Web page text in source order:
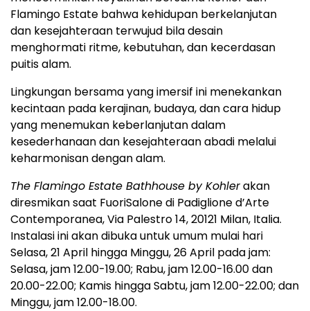
Flamingo Estate bahwa kehidupan berkelanjutan
dan kesejahteraan terwujud bila desain
menghormati ritme, kebutuhan, dan kecerdasan
puitis alam.
Lingkungan bersama yang imersif ini menekankan
kecintaan pada kerajinan, budaya, dan cara hidup
yang menemukan keberlanjutan dalam
kesederhanaan dan kesejahteraan abadi melalui
keharmonisan dengan alam.
The Flamingo Estate Bathhouse by Kohlerakan
diresmikan saat FuoriSalone di Padiglione d’Arte
Contemporanea, Via Palestro 14, 20121 Milan, Italia.
Instalasi ini akan dibuka untuk umum mulai hari
Selasa, 21 April hingga Minggu, 26 April pada jam:
Selasa, jam 12.00-19.00; Rabu, jam 12.00-16.00 dan
20.00-22.00; Kamis hingga Sabtu, jam 12.00-22.00; dan
Minggu, jam 12.00-18.00.